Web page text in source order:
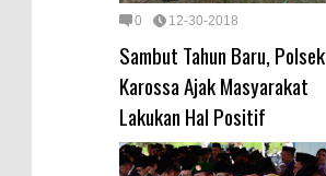
0 12-30-2018
Sambut Tahun Baru, Polsek
Karossa Ajak Masyarakat
Lakukan Hal Positif